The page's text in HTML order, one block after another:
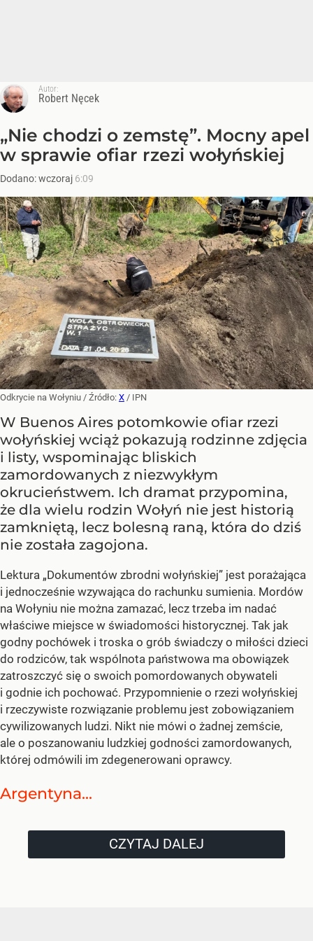
Autor:
Robert Nęcek
„Nie chodzi o zemstę”. Mocny apel
w sprawie ofiar rzezi wołyńskiej
Dodano:wczoraj 6:09
Odkrycie na Wołyniu / Źródło: X / IPN
W Buenos Aires potomkowie ofiar rzezi
wołyńskiej wciąż pokazują rodzinne zdjęcia
i listy, wspominając bliskich
zamordowanych z niezwykłym
okrucieństwem. Ich dramat przypomina,
że dla wielu rodzin Wołyń nie jest historią
zamkniętą, lecz bolesną raną, która do dziś
nie została zagojona.
Lektura „Dokumentów zbrodni wołyńskiej” jest porażająca
i jednocześnie wzywająca do rachunku sumienia. Mordów
na Wołyniu nie można zamazać, lecz trzeba im nadać
właściwe miejsce w świadomości historycznej. Tak jak
godny pochówek i troska o grób świadczy o miłości dzieci
do rodziców, tak wspólnota państwowa ma obowiązek
zatroszczyć się o swoich pomordowanych obywateli
i godnie ich pochować. Przypomnienie o rzezi wołyńskiej
i rzeczywiste rozwiązanie problemu jest zobowiązaniem
cywilizowanych ludzi. Nikt nie mówi o żadnej zemście,
ale o poszanowaniu ludzkiej godności zamordowanych,
której odmówili im zdegenerowani oprawcy.
Argentyna...
CZYTAJ DALEJ